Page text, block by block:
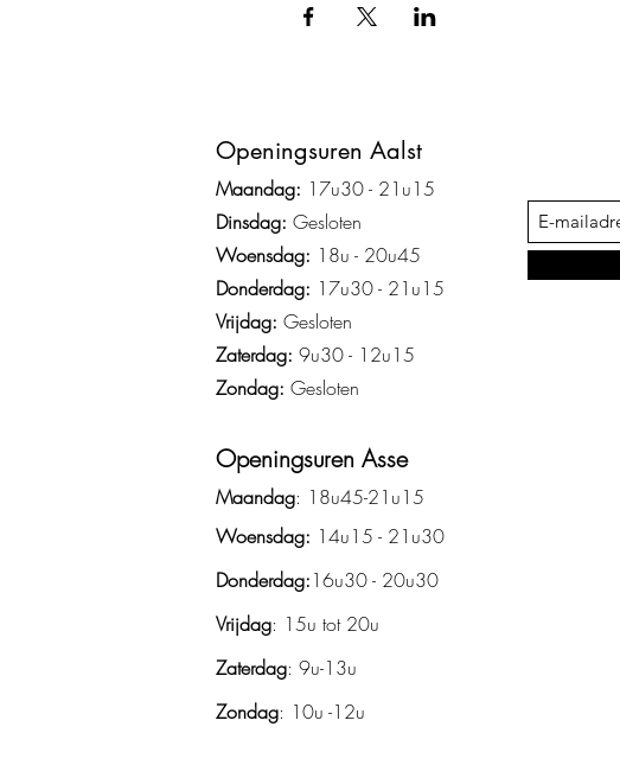
Openingsuren Aalst
Maandag: 17u30 - 21 u15
Dinsdag: Gesloten
Woensdag: 18u - 20u45
Donderdag: 17u30 - 21u15
Vrijdag: Gesloten
Zaterdag: 9u30 - 12u15
Zondag: Gesloten
Openingsuren Asse
Maandag: 18u45-21u15
Woensdag: 14u15 - 21u30
Donderdag:16u30 - 20u30
Vrijdag: 15u tot 20u
Zaterdag: 9u-13u
Zondag: 10u -12u